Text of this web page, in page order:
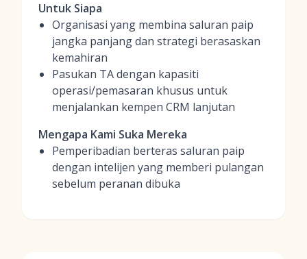
Untuk Siapa
Organisasi yang membina saluran paip
jangka panjang dan strategi berasaskan
kemahiran
Pasukan TA dengan kapasiti
operasi/pemasaran khusus untuk
menjalankan kempen CRM lanjutan
Mengapa Kami Suka Mereka
Pemperibadian berteras saluran paip
dengan intelijen yang memberi pulangan
sebelum peranan dibuka